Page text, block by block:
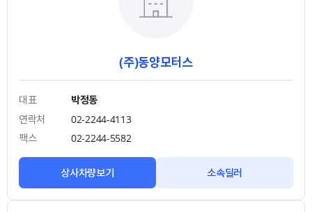
(주)동양모터스
대표
박정동
연락처
02-2244-4113
팩스
02-2244-5582
상사차량보기 소속딜러